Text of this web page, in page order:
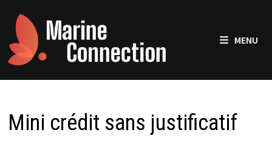
contenu
MENU
Mini crédit sans justificatif